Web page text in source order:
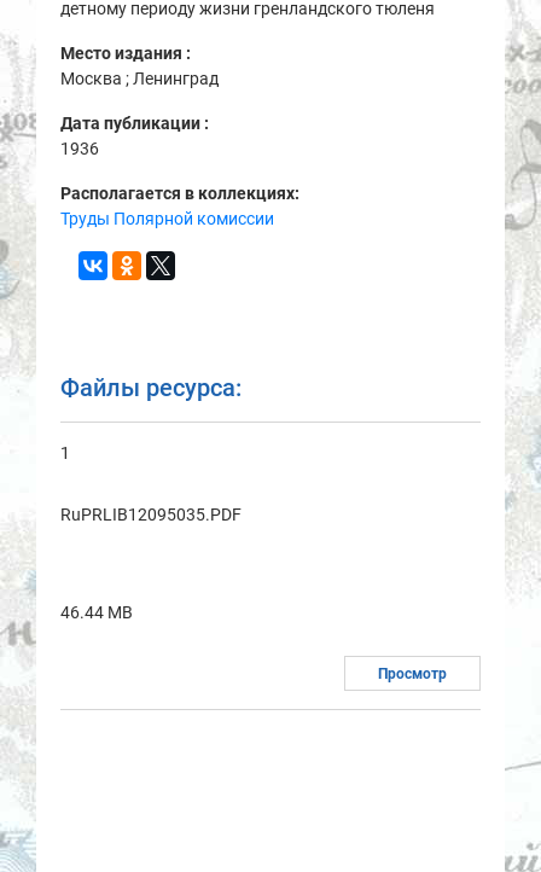
детному периоду жизни гренландского тюленя
Место издания :
Москва ; Ленинград
Дата публикации :
1936
Располагается в коллекциях:
Труды Полярной комиссии
Файлы ресурса:
1
RuPRLIB12095035.PDF
46.44 MB
Просмотр